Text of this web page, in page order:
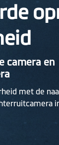
camera en
met de